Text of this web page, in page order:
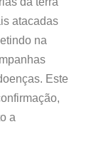
atacadas
na
Este
a